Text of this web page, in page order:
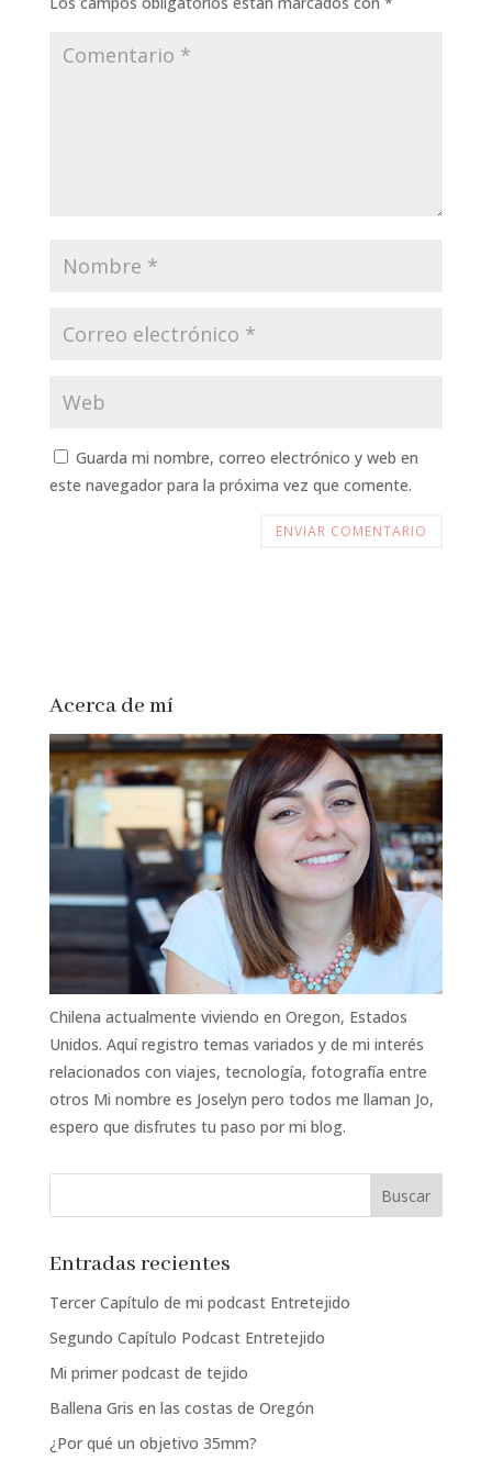
Guarda mi nombre, correo electrónico y web en
este navegador para la próxima vez que comente.
Acerca de mí
Chilena actualmente viviendo en Oregon, Estados
Unidos. Aquí registro temas variados y de mi interés
relacionados con viajes, tecnología, fotografía entre
otros Mi nombre es Joselyn pero todos me llaman Jo,
espero que disfrutes tu paso por mi blog.
Entradas recientes
Tercer Capítulo de mi podcast Entretejido
Segundo Capítulo Podcast Entretejido
Mi primer podcast de tejido
Ballena Gris en las costas de Oregón
¿Por qué un objetivo 35mm?